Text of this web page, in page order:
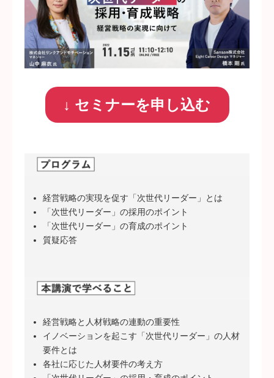
↓ セミナーを申し込む
経営戦略の実現を促す「次世代リーダー」とは
「次世代リーダー」の採用のポイント
「次世代リーダー」の育成のポイント
質疑応答
経営戦略と人材戦略の連動の重要性
イノベーションを起こす「次世代リーダー」の人材
要件とは
各社に応じた人材要件の考え方